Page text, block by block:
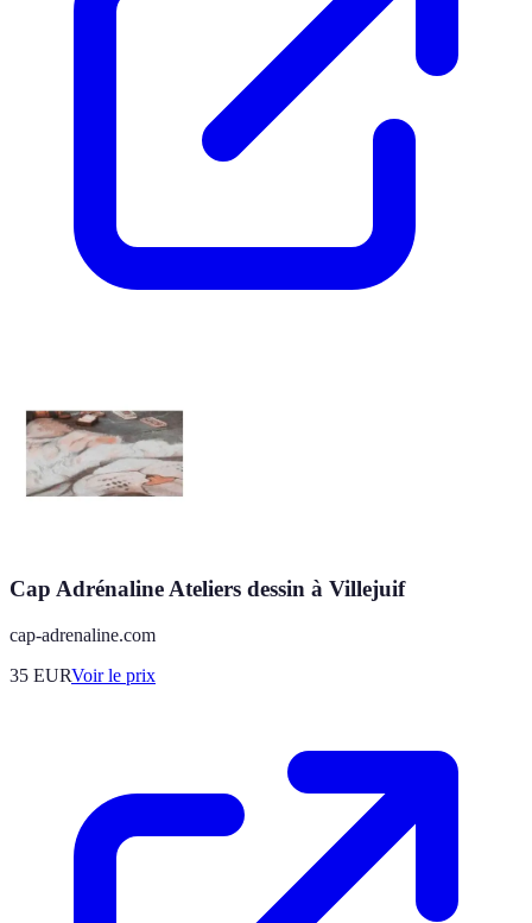
Cap Adrénaline Ateliers dessin à Villejuif
cap-adrenaline.com
35 EURVoir le prix